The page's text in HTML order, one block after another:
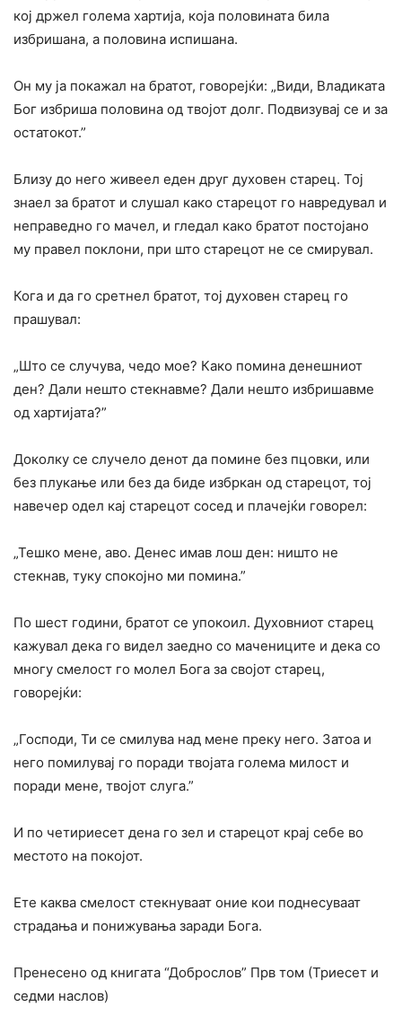
кој држел голема хартија, која половината била
избришана, а половина испишана.
Он му ја покажал на братот, говорејќи: „Види, Владиката
Бог избриша половина од твојот долг. Подвизувај се и за
остатокот.”
Близу до него живеел еден друг духовен старец. Тој
знаел за братот и слушал како старецот го навредувал и
неправедно го мачел, и гледал како братот постојано
му правел поклони, при што старецот не се смирувал.
Кога и да го сретнел братот, тој духовен старец го
прашувал:
„Што се случува, чедо мое? Како помина денешниот
ден? Дали нешто стекнавме? Дали нешто избришавме
од хартијата?”
Доколку се случело денот да помине без пцовки, или
без плукање или без да биде избркан од старецот, тој
навечер одел кај старецот сосед и плачејќи говорел:
„Тешко мене, аво. Денес имав лош ден: ништо не
стекнав, туку спокојно ми помина.”
По шест години, братот се упокоил. Духовниот старец
кажувал дека го видел заедно co мачениците и дека co
многу смелост го молел Бога за својот старец,
говорејќи:
„Господи, Ти се смилува над мене преку него. Затоа и
него помилувај го поради твојата голема милост и
поради мене, твојот слуга.”
И по четириесет дена го зел и старецот крај себе во
местото на покојот.
Ете каква смелост стекнуваат оние кои поднесуваат
страдања и понижувања заради Бога.
Пренесено од книгата “Доброслов” Прв том (Триесет и
седми наслов)